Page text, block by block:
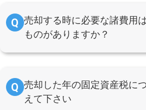
売却する時に必要な諸費用
ものがありますか？
売却した年の固定資産税に
えて下さい